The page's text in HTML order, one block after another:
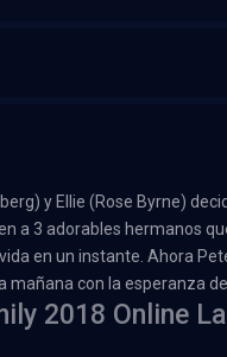
y Ellie (Rose Byrne)
a 3 adorables hermanos
en un instante. Ahora
mañana con la esperanza
2018 Online